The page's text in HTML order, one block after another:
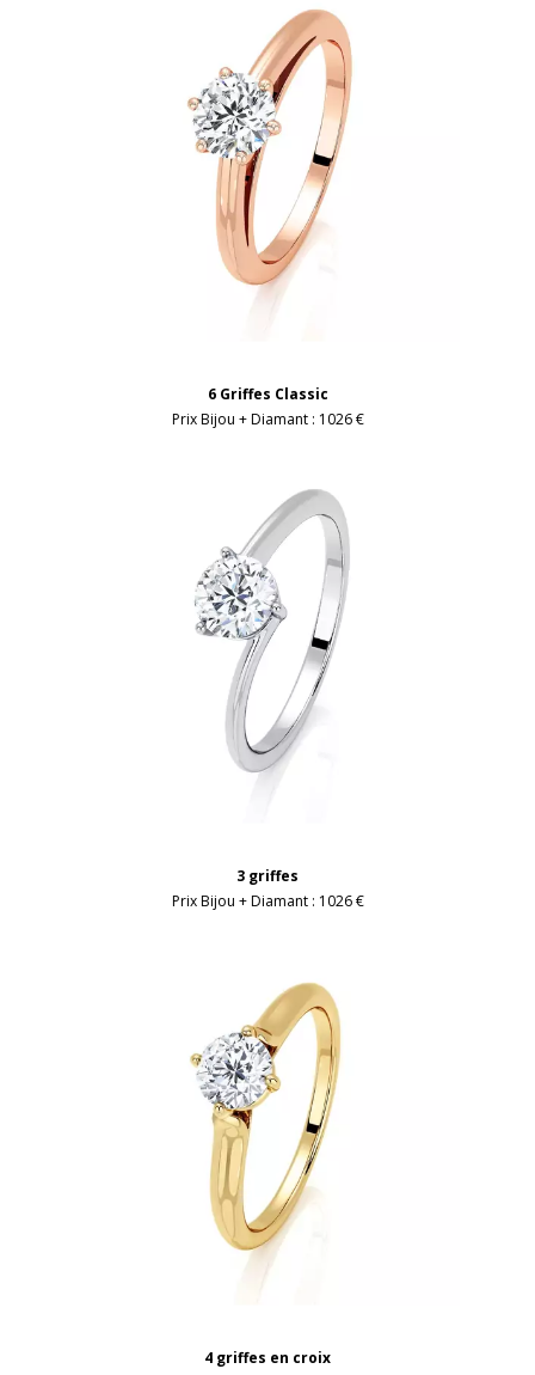
6 Griffes Classic
Prix Bijou + Diamant : 1026 €
3 griffes
Prix Bijou + Diamant : 1026 €
4 griffes en croix